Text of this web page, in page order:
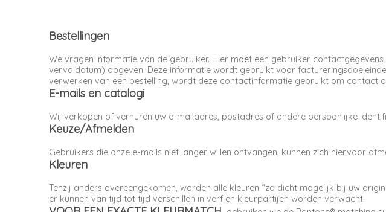
Bestellingen
We vragen informatie van de gebruiker. Hier moet een gebruiker
vervaldatum) opgeven. Deze informatie wordt gebruikt voor
verwerken van een bestelling, wordt deze contactinformatie gebruikt om contact
E-mails en catalogi
Wij verkopen of verhuren uw e-mailadres, postadres of andere persoonlijke
Keuze/Afmelden
Gebruikers die onze e-mails niet langer willen ontvangen, kunnen zich hiervoor
Kleuren
Tenzij anders overeengekomen, worden alle kleuren “zo dicht mogelijk bij uw
er kunnen van tijd tot tijd verschillen in verf en kleurpartijen worden verwacht.